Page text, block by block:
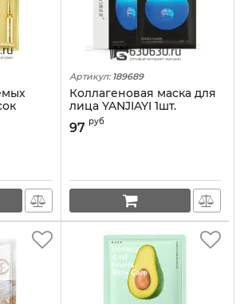
Артикул: 189689
Коллагеновая маска для
лица YANJIAYI 1шт.
97 руб